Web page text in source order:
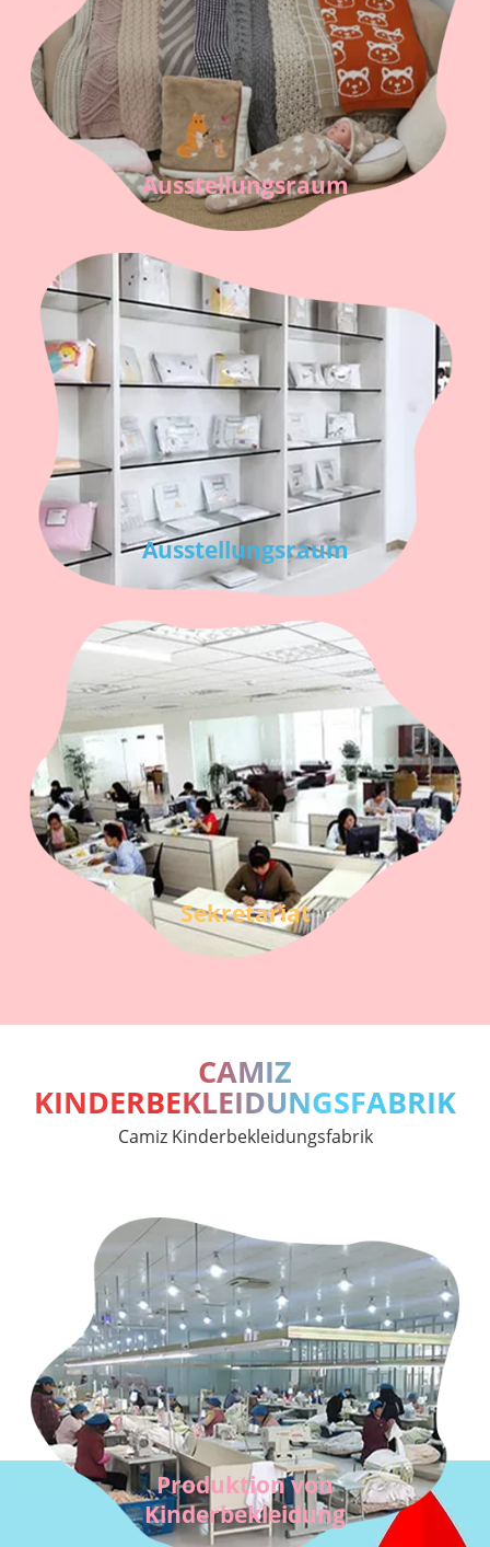
Ausstellungsraum
Ausstellungsraum
Sekretariat
CAMIZ
KINDERBEKLEIDUNGSFABRIK
Camiz Kinderbekleidungsfabrik
Produktion von
Kinderbekleidung